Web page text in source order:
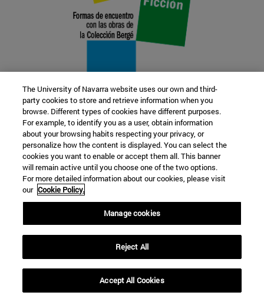
22 SEP
FUNCIÓN Y FICCIÓN. Varios artistas
Más información
The University of Navarra website uses our own and third-
party cookies to store and retrieve information when you
browse. Different types of cookies have different purposes.
For example, to identify you as a user, obtain information
about your browsing habits respecting your privacy, or
personalize how the content is displayed. You can select the
cookies you want to enable or accept them all. This banner
will remain active until you choose one of the two options.
For more detailed information about our cookies, please visit
our Cookie Policy.
Manage cookies
Reject All
Accept All Cookies